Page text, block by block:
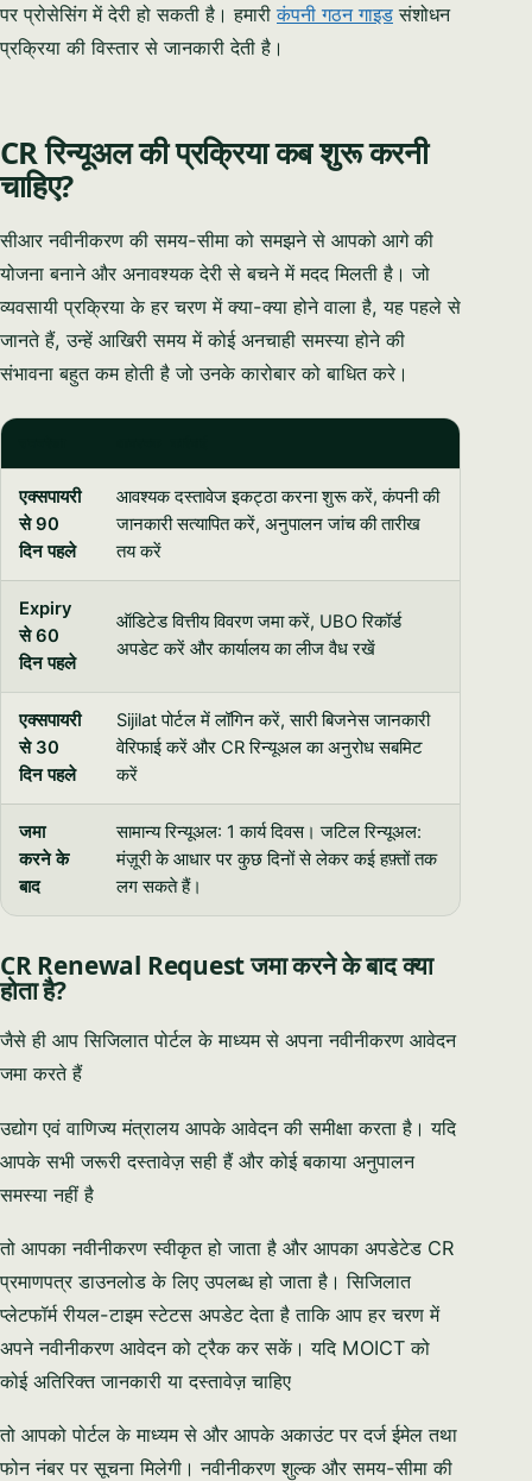
पर प्रोसेसिंग में देरी हो सकती है। हमारीकंपनी गठन गाइड संशोधन
प्रक्रिया की विस्तार से जानकारी देती है।
CR रिन्यूअल की प्रक्रिया कब शुरू करनी
चाहिए?
सीआर नवीनीकरण की समय-सीमा को समझने से आपको आगे की
योजना बनाने और अनावश्यक देरी से बचने में मदद मिलती है। जो
व्यवसायी प्रक्रिया के हर चरण में क्या-क्या होने वाला है, यह पहले से
जानते हैं, उन्हें आखिरी समय में कोई अनचाही समस्या होने की
संभावना बहुत कम होती है जो उनके कारोबार को बाधित करे।
एक्सपायरी
से 90
दिन पहले
आवश्यक दस्तावेज इकट्ठा करना शुरू करें, कंपनी की
जानकारी सत्यापित करें, अनुपालन जांच की तारीख
तय करें
Expiry
से 60
दिन पहले
ऑडिटेड वित्तीय विवरण जमा करें, UBO रिकॉर्ड
अपडेट करें और कार्यालय का लीज वैध रखें
एक्सपायरी
से 30
दिन पहले
Sijilat पोर्टल में लॉगिन करें, सारी बिजनेस जानकारी
वेरिफाई करें और CR रिन्यूअल का अनुरोध सबमिट
करें
जमा
करने के
बाद
सामान्य रिन्यूअल: 1 कार्य दिवस। जटिल रिन्यूअल:
मंज़ूरी के आधार पर कुछ दिनों से लेकर कई हफ़्तों तक
लग सकते हैं।
CR Renewal Request जमा करने के बाद क्या
होता है?
जैसे ही आप सिजिलात पोर्टल के माध्यम से अपना नवीनीकरण आवेदन
जमा करते हैं
उद्योग एवं वाणिज्य मंत्रालय आपके आवेदन की समीक्षा करता है। यदि
आपके सभी जरूरी दस्तावेज़ सही हैं और कोई बकाया अनुपालन
समस्या नहीं है
तो आपका नवीनीकरण स्वीकृत हो जाता है और आपका अपडेटेड CR
प्रमाणपत्र डाउनलोड के लिए उपलब्ध हो जाता है। सिजिलात
प्लेटफॉर्म रीयल-टाइम स्टेटस अपडेट देता है ताकि आप हर चरण में
अपने नवीनीकरण आवेदन को ट्रैक कर सकें। यदि MOICT को
कोई अतिरिक्त जानकारी या दस्तावेज़ चाहिए
तो आपको पोर्टल के माध्यम से और आपके अकाउंट पर दर्ज ईमेल तथा
फोन नंबर पर सूचना मिलेगी। नवीनीकरण शुल्क और समय-सीमा की